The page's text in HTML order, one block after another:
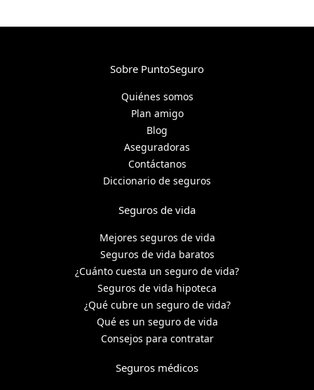
Sobre PuntoSeguro
Quiénes somos
Plan amigo
Blog
Aseguradoras
Contáctanos
Diccionario de seguros
Seguros de vida
Mejores seguros de vida
Seguros de vida baratos
¿Cuánto cuesta un seguro de vida?
Seguros de vida hipoteca
¿Qué cubre un seguro de vida?
Qué es un seguro de vida
Consejos para contratar
Seguros médicos